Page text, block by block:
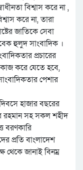
বিশ্বাস করে না ,
করে না, তারা
জাতিকে সেবা
হুলুদ সাংবাদিক ।
প্রচারের
কাজ করে যেতে হবে,
পেশার
হাজার বছরের
রহমান সহ সকল শহীদ
বরণকারি
প্রতি বাংলাদেশ
থেকে জানাই বিনম্র